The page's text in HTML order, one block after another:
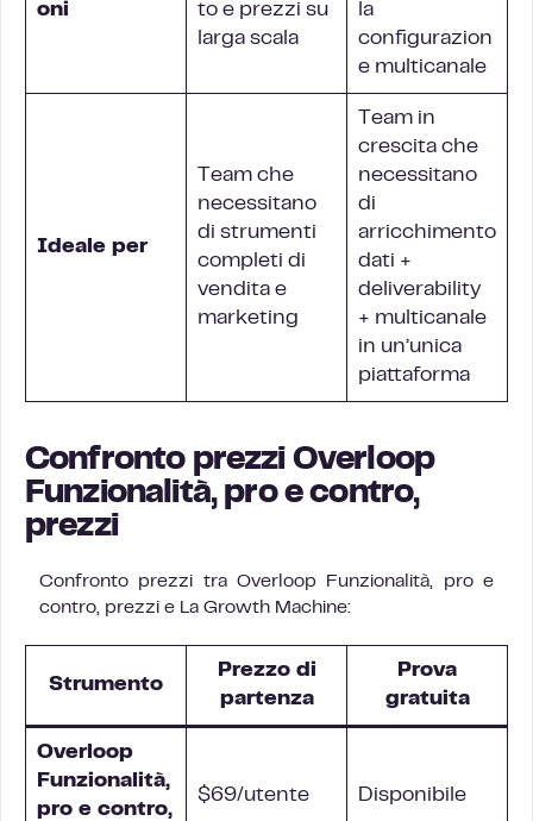
oni
to e prezzi su
larga scala
la
configurazion
e multicanale
Ideale per
Team che
necessitano
di strumenti
completi di
vendita e
marketing
Team in
crescita che
necessitano
di
arricchimento
dati +
deliverability
+ multicanale
in un’unica
piattaforma
Confronto prezzi Overloop
Funzionalità, pro e contro,
prezzi
Confronto prezzi tra Overloop Funzionalità, pro e
contro, prezzi e La Growth Machine:
Strumento
Prezzo di
partenza
Prova
gratuita
Overloop
Funzionalità,
pro e contro,
$69/utente Disponibile